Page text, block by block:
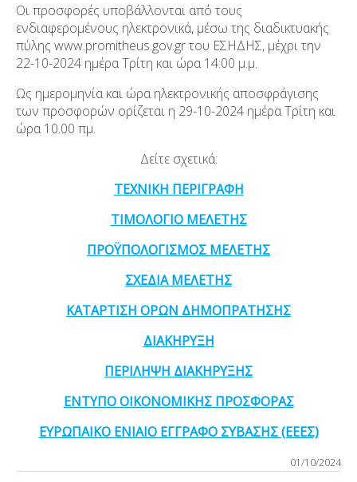
Οι προσφορές υποβάλλονται από τους
ενδιαφερομένους ηλεκτρονικά, μέσω της διαδικτυακής
πύλης www.promitheus.gov.gr του ΕΣΗΔΗΣ, μέχρι την
22-10-2024 ημέρα Τρίτη και ώρα 14:00 μ.μ.
Ως ημερομηνία και ώρα ηλεκτρονικής αποσφράγισης
των προσφορών ορίζεται η 29-10-2024 ημέρα Τρίτη και
ώρα 10.00 πμ.
Δείτε σχετικά:
ΤΕΧΝΙΚΗ ΠΕΡΙΓΡΑΦΗ
ΤΙΜΟΛΟΓΙΟ ΜΕΛΕΤΗΣ
ΠΡΟΫΠΟΛΟΓΙΣΜΟΣ ΜΕΛΕΤΗΣ
ΣΧΕΔΙΑ ΜΕΛΕΤΗΣ
ΚΑΤΑΡΤΙΣΗ ΟΡΩΝ ΔΗΜΟΠΡΑΤΗΣΗΣ
ΔΙΑΚΗΡΥΞΗ
ΠΕΡΙΛΗΨΗ ΔΙΑΚΗΡΥΞΗΣ
ΕΝΤΥΠΟ ΟΙΚΟΝΟΜΙΚΗΣ ΠΡΟΣΦΟΡΑΣ
ΕΥΡΩΠΑΙΚΟ ΕΝΙΑΙΟ ΕΓΓΡΑΦΟ ΣΥΒΑΣΗΣ (ΕΕΕΣ)
01/10/2024